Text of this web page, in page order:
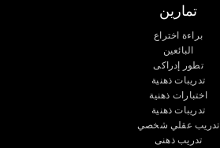
تمارين
براءة اختراع
البائعين
تطور إدراكى
تدريبات ذهنية
اختبارات ذهنية
تدريبات ذهنية
تدريب عقلي شخصي
تدريب ذهنى